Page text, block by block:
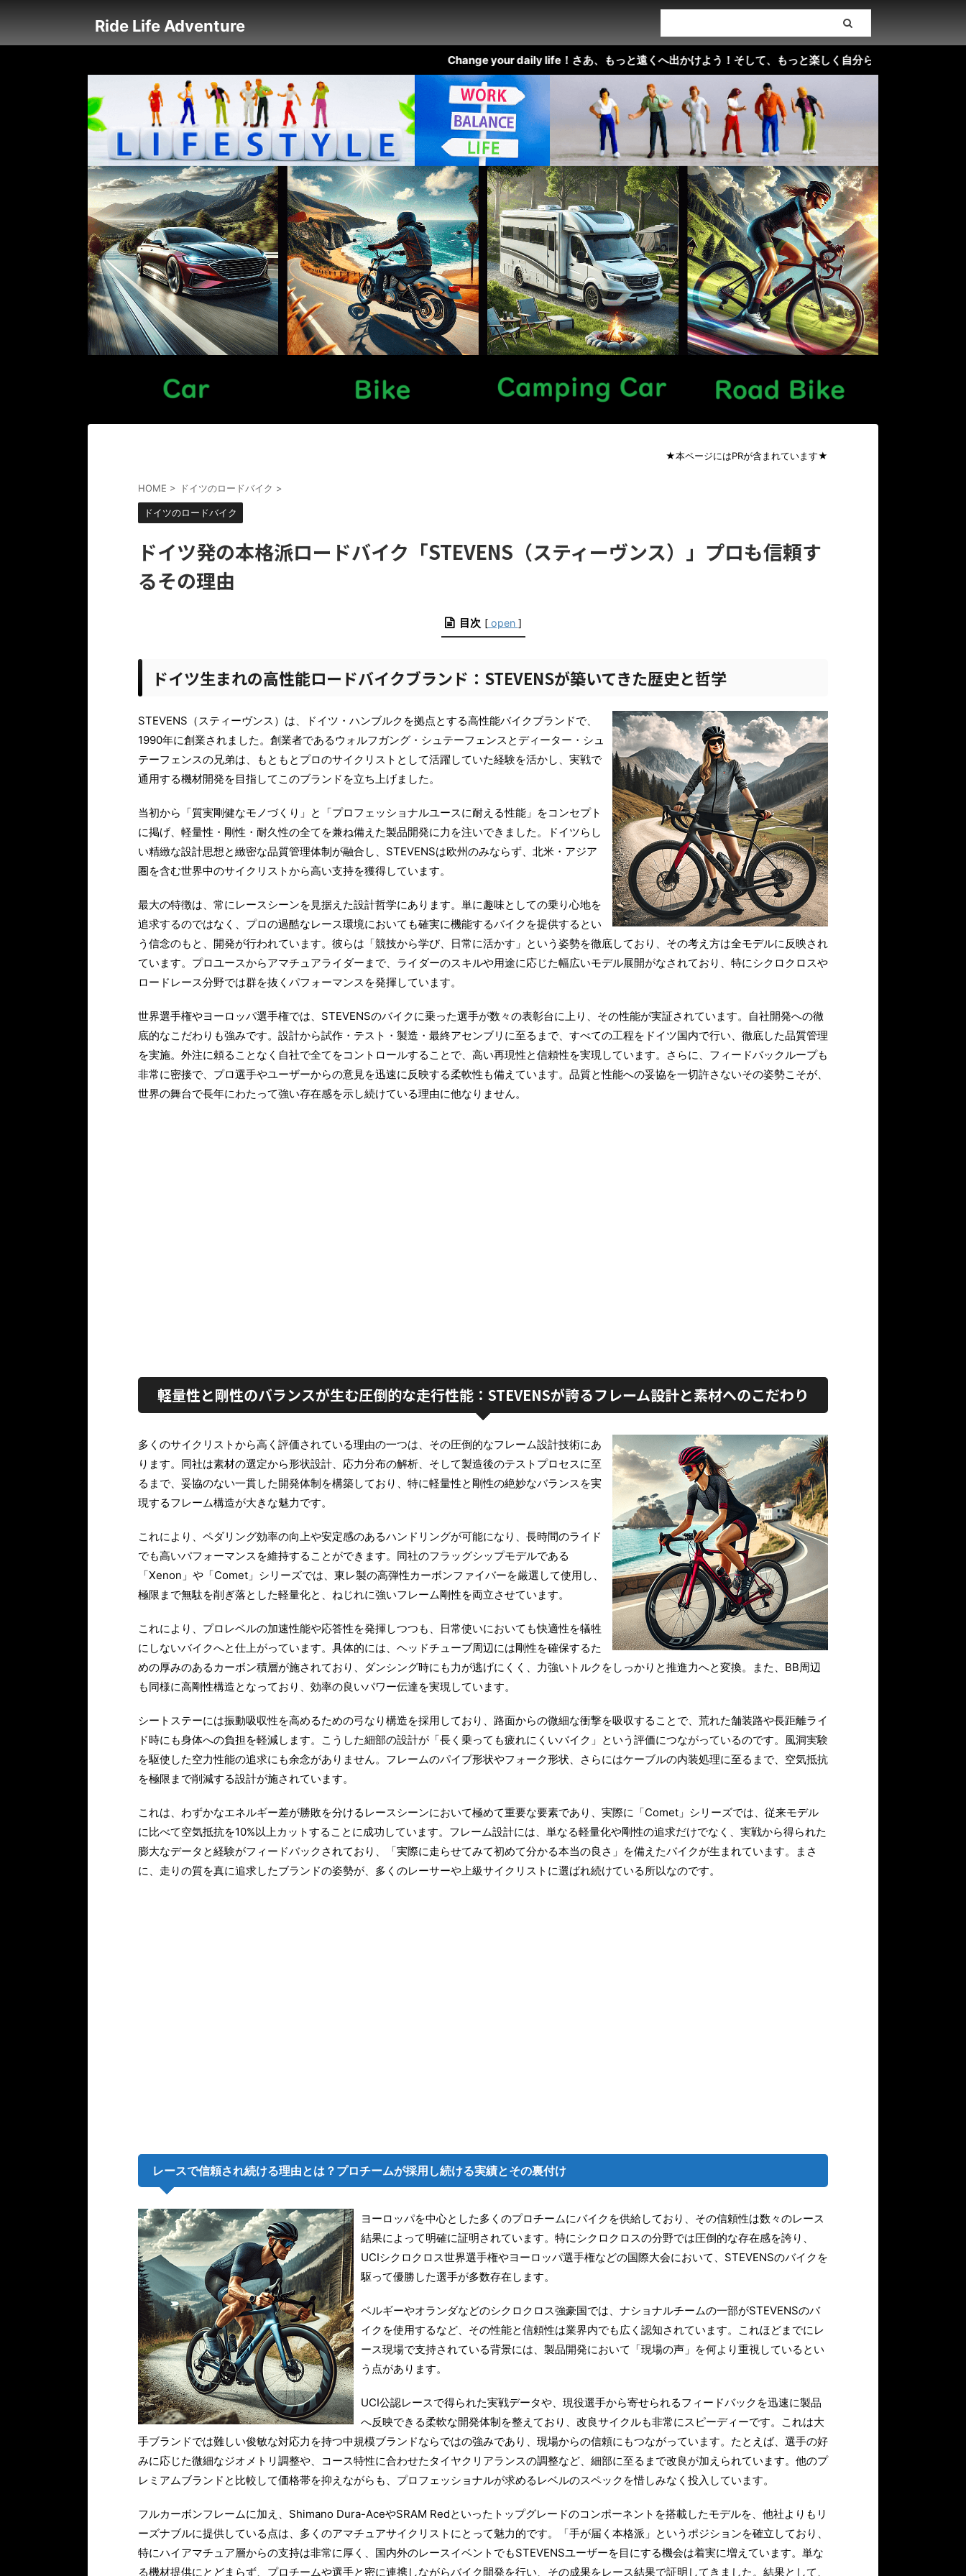
Ride Life Adventure
Change your daily life！さあ、もっと遠くへ出かけよう！そして、もっと楽しく自分らしいライフスタイルを ( ^^)/
★本ページにはPRが含まれています★
HOME > ドイツのロードバイク >
ドイツのロードバイク
ドイツ発の本格派ロードバイク「STEVENS（スティーヴンス）」プロも信頼す
るその理由
目次 [open ]
ドイツ生まれの高性能ロードバイクブランド：STEVENSが築いてきた歴史と哲学
STEVENS（スティーヴンス）は、ドイツ・ハンブルクを拠点とする高性能バイクブランドで、
1990年に創業されました。創業者であるウォルフガング・シュテーフェンスとディーター・シュ
テーフェンスの兄弟は、もともとプロのサイクリストとして活躍していた経験を活かし、実戦で
通用する機材開発を目指してこのブランドを立ち上げました。
当初から「質実剛健なモノづくり」と「プロフェッショナルユースに耐える性能」をコンセプト
に掲げ、軽量性・剛性・耐久性の全てを兼ね備えた製品開発に力を注いできました。ドイツらし
い精緻な設計思想と緻密な品質管理体制が融合し、STEVENSは欧州のみならず、北米・アジア
圏を含む世界中のサイクリストから高い支持を獲得しています。
最大の特徴は、常にレースシーンを見据えた設計哲学にあります。単に趣味としての乗り心地を
追求するのではなく、プロの過酷なレース環境においても確実に機能するバイクを提供するとい
う信念のもと、開発が行われています。彼らは「競技から学び、日常に活かす」という姿勢を徹底しており、その考え方は全モデルに反映され
ています。プロユースからアマチュアライダーまで、ライダーのスキルや用途に応じた幅広いモデル展開がなされており、特にシクロクロスや
ロードレース分野では群を抜くパフォーマンスを発揮しています。
世界選手権やヨーロッパ選手権では、STEVENSのバイクに乗った選手が数々の表彰台に上り、その性能が実証されています。自社開発への徹
底的なこだわりも強みです。設計から試作・テスト・製造・最終アセンブリに至るまで、すべての工程をドイツ国内で行い、徹底した品質管理
を実施。外注に頼ることなく自社で全てをコントロールすることで、高い再現性と信頼性を実現しています。さらに、フィードバックループも
非常に密接で、プロ選手やユーザーからの意見を迅速に反映する柔軟性も備えています。品質と性能への妥協を一切許さないその姿勢こそが、
世界の舞台で長年にわたって強い存在感を示し続けている理由に他なりません。
軽量性と剛性のバランスが生む圧倒的な走行性能：STEVENSが誇るフレーム設計と素材へのこだわり
多くのサイクリストから高く評価されている理由の一つは、その圧倒的なフレーム設計技術にあ
ります。同社は素材の選定から形状設計、応力分布の解析、そして製造後のテストプロセスに至
るまで、妥協のない一貫した開発体制を構築しており、特に軽量性と剛性の絶妙なバランスを実
現するフレーム構造が大きな魅力です。
これにより、ペダリング効率の向上や安定感のあるハンドリングが可能になり、長時間のライド
でも高いパフォーマンスを維持することができます。同社のフラッグシップモデルである
「Xenon」や「Comet」シリーズでは、東レ製の高弾性カーボンファイバーを厳選して使用し、
極限まで無駄を削ぎ落とした軽量化と、ねじれに強いフレーム剛性を両立させています。
これにより、プロレベルの加速性能や応答性を発揮しつつも、日常使いにおいても快適性を犠牲
にしないバイクへと仕上がっています。具体的には、ヘッドチューブ周辺には剛性を確保するた
めの厚みのあるカーボン積層が施されており、ダンシング時にも力が逃げにくく、力強いトルクをしっかりと推進力へと変換。また、BB周辺
も同様に高剛性構造となっており、効率の良いパワー伝達を実現しています。
シートステーには振動吸収性を高めるための弓なり構造を採用しており、路面からの微細な衝撃を吸収することで、荒れた舗装路や長距離ライ
ド時にも身体への負担を軽減します。こうした細部の設計が「長く乗っても疲れにくいバイク」という評価につながっているのです。風洞実験
を駆使した空力性能の追求にも余念がありません。フレームのパイプ形状やフォーク形状、さらにはケーブルの内装処理に至るまで、空気抵抗
を極限まで削減する設計が施されています。
これは、わずかなエネルギー差が勝敗を分けるレースシーンにおいて極めて重要な要素であり、実際に「Comet」シリーズでは、従来モデル
に比べて空気抵抗を10%以上カットすることに成功しています。フレーム設計には、単なる軽量化や剛性の追求だけでなく、実戦から得られた
膨大なデータと経験がフィードバックされており、「実際に走らせてみて初めて分かる本当の良さ」を備えたバイクが生まれています。まさ
に、走りの質を真に追求したブランドの姿勢が、多くのレーサーや上級サイクリストに選ばれ続けている所以なのです。
レースで信頼され続ける理由とは？プロチームが採用し続ける実績とその裏付け
ヨーロッパを中心とした多くのプロチームにバイクを供給しており、その信頼性は数々のレース
結果によって明確に証明されています。特にシクロクロスの分野では圧倒的な存在感を誇り、
UCIシクロクロス世界選手権やヨーロッパ選手権などの国際大会において、STEVENSのバイクを
駆って優勝した選手が多数存在します。
ベルギーやオランダなどのシクロクロス強豪国では、ナショナルチームの一部がSTEVENSのバ
イクを使用するなど、その性能と信頼性は業界内でも広く認知されています。これほどまでにレ
ース現場で支持されている背景には、製品開発において「現場の声」を何より重視しているとい
う点があります。
UCI公認レースで得られた実戦データや、現役選手から寄せられるフィードバックを迅速に製品
へ反映できる柔軟な開発体制を整えており、改良サイクルも非常にスピーディーです。これは大
手ブランドでは難しい俊敏な対応力を持つ中規模ブランドならではの強みであり、現場からの信頼にもつながっています。たとえば、選手の好
みに応じた微細なジオメトリ調整や、コース特性に合わせたタイヤクリアランスの調整など、細部に至るまで改良が加えられています。他のプ
レミアムブランドと比較して価格帯を抑えながらも、プロフェッショナルが求めるレベルのスペックを惜しみなく投入しています。
フルカーボンフレームに加え、Shimano Dura-AceやSRAM Redといったトップグレードのコンポーネントを搭載したモデルを、他社よりもリ
ーズナブルに提供している点は、多くのアマチュアサイクリストにとって魅力的です。「手が届く本格派」というポジションを確立しており、
特にハイアマチュア層からの支持は非常に厚く、国内外のレースイベントでもSTEVENSユーザーを目にする機会は着実に増えています。単な
る機材提供にとどまらず、プロチームや選手と密に連携しながらバイク開発を行い、その成果をレース結果で証明してきました。結果として、